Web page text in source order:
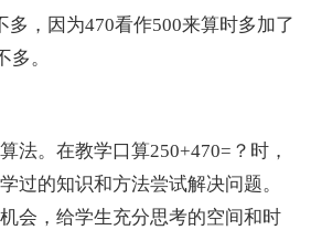
，因为470看作500来算时多加了
多。
。在教学口算250+470=？时，
过的知识和方法尝试解决问题。
会，给学生充分思考的空间和时